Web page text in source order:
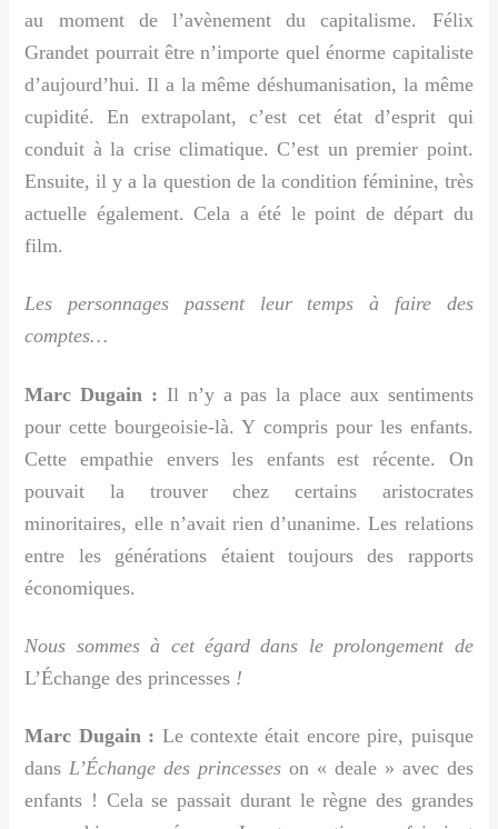
au moment de l’avènement du capitalisme. Félix
Grandet pourrait être n’importe quel énorme capitaliste
d’aujourd’hui. Il a la même déshumanisation, la même
cupidité. En extrapolant, c’est cet état d’esprit qui
conduit à la crise climatique. C’est un premier point.
Ensuite, il y a la question de la condition féminine, très
actuelle également. Cela a été le point de départ du
film.
Les personnages passent leur temps à faire des
comptes…
Marc Dugain : Il n’y a pas la place aux sentiments
pour cette bourgeoisie-là. Y compris pour les enfants.
Cette empathie envers les enfants est récente. On
pouvait la trouver chez certains aristocrates
minoritaires, elle n’avait rien d’unanime. Les relations
entre les générations étaient toujours des rapports
économiques.
Nous sommes à cet égard dans le prolongement de
L’Échange des princesses !
Marc Dugain : Le contexte était encore pire, puisque
dansL’Échange des princesses on « deale » avec des
enfants ! Cela se passait durant le règne des grandes